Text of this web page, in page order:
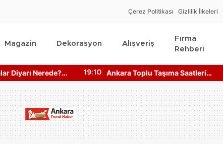
Çerez Politikası Gizlilik İlkeleri
Magazin Dekorasyon Alışveriş
Firma
Rehberi
Diyarı Nerede?
Kadar?
19:10
Ankara Toplu Taşıma Saatleri
Bilgisine Nasıl Ulaşılır?